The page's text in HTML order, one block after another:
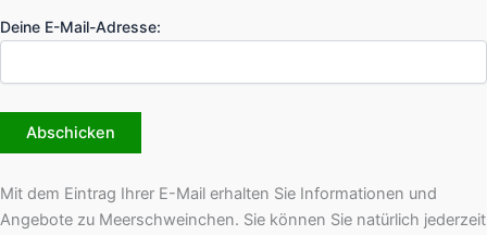
Deine E-Mail-Adresse:
Mit dem Eintrag Ihrer E-Mail erhalten Sie Informationen und
Angebote zu Meerschweinchen. Sie können Sie natürlich jederzeit